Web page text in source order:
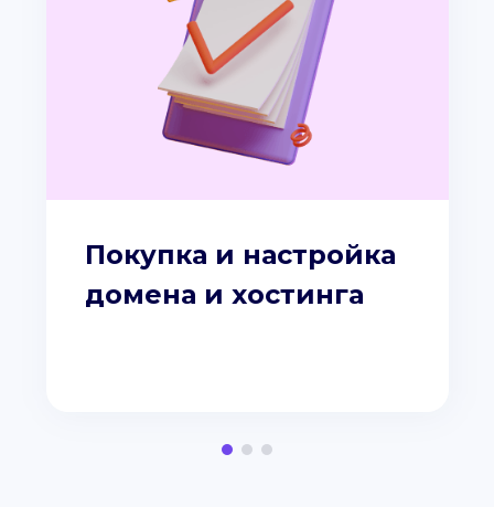
Покупка и настройка
домена и хостинга